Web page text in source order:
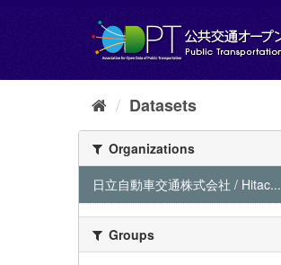
Datasets
Organizations
日立自動車交通株式会社 / Hitac...
Groups